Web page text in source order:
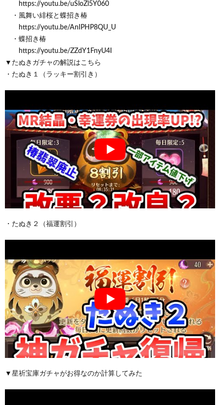
https://youtu.be/uSloZl5Y060
・風舞い緋桜と蝶招き椿
https://youtu.be/AnIPHP8QU_U
・蝶招き椿
https://youtu.be/ZZdY1FnyU4I
▼たぬきガチャの解説はこちら
・たぬき１（ラッキー割引き）
・たぬき２（福運割引）
▼星祈宝庫ガチャがお得なのか計算してみた